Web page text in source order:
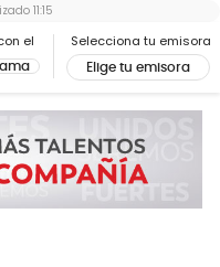
el Selecciona tu emisora
Elige tu emisora
11:15